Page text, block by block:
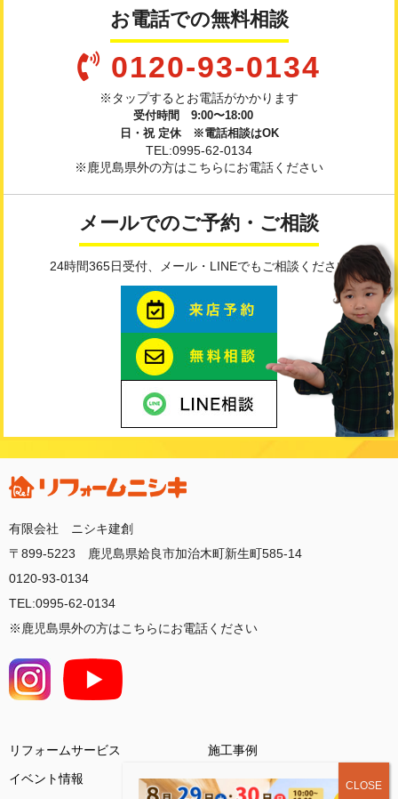
お電話での無料相談
0120-93-0134
※タップするとお電話がかかります
受付時間 9:00〜18:00
日・祝 定休 ※電話相談はOK
TEL:0995-62-0134
※鹿児島県外の方はこちらにお電話ください
メールでのご予約・ご相談
24時間365日受付、メール・LINEでもご相談ください
有限会社 ニシキ建創
〒899-5223 鹿児島県姶良市加治木町新生町585-14
0120-93-0134
TEL:0995-62-0134
※鹿児島県外の方はこちらにお電話ください
リフォームサービス
施工事例
イベント情報